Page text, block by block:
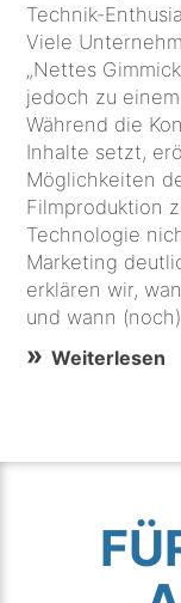
Technik-
Viele
„Nettes
jedoch zu
Während die
Inhalte setzt,
Möglichkeiten
Filmproduktion
Technologie
Marketing deutlich
erklären wir,
und wann
Weiterlesen